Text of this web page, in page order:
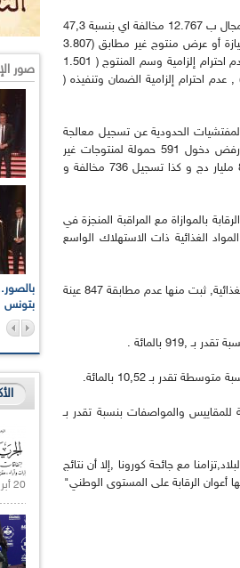
و شكل عدم احترام إلزامية النظافة والنظافة الصحية أهم المخالفات المسجلة في هذا المجال ب 12.767 مخالفة اي بنسبة 47,3
بالمائة تليها خداع أو محاولة خداع المستهلك (5.060 مخالفة بنسبة 18,7 بالمائة) ثم حيازة أو عرض منتوج غير مطابق (3.807
مخالفة بنسبة 14,1بالمائة) , انعدام الرقابة الذاتية (2.600 مخالفة بنسبة 9,6 بالمائة), عدم احترام إلزامية وسم المنتوج ( 1.501
, عرقلة إتمام مهام المراقبة (760 مخالفة بنسبة 2,8 بالمائة) , عدم احترام إلزامية الضمان وتنفيذه (
الحدودية عن تسجيل معالجة
51.104 ملف تصريح بالاستيراد للمنتوجات بكمية سلع تقدر بـ 19,76 مليون طن, و رفض دخول 591 حمولة لمنتوجات غير
مطابقة على مستوى الحدود بحجم 30.807,02 طن و بقيمة مالية إجمالية قدرها 8,04 مليار دج و كذا تسجيل 736 مخالفة و
بالموازاة مع المراقبة المنجزة في
الغذائية ذات الاستهلاك الواسع
و كشفت التحاليل المخبرية التي أجريت على 8.145 عينة مقتطعة من مواد غذائية وغير الغذائية, ثبت منها عدم مطابقة 847 عينة
الصناعية غير الغذائية, ثبت منها 42 غير مطابقة للمقاييس والمواصفات بنسبة تقدر بـ
مع جائحة كورونا ,إلا أن نتائج
أعوان الرقابة على المستوى الوطني"
صور
بتونس
تقف دقيقة صمت ترحما على أرواح شهداء
20 أبريل 2021 |